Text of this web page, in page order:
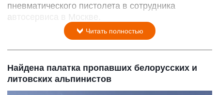
пневматического пистолета в сотрудника
автосервиса в Москве.
Читать полностью
Найдена палатка пропавших белорусских и
литовских альпинистов